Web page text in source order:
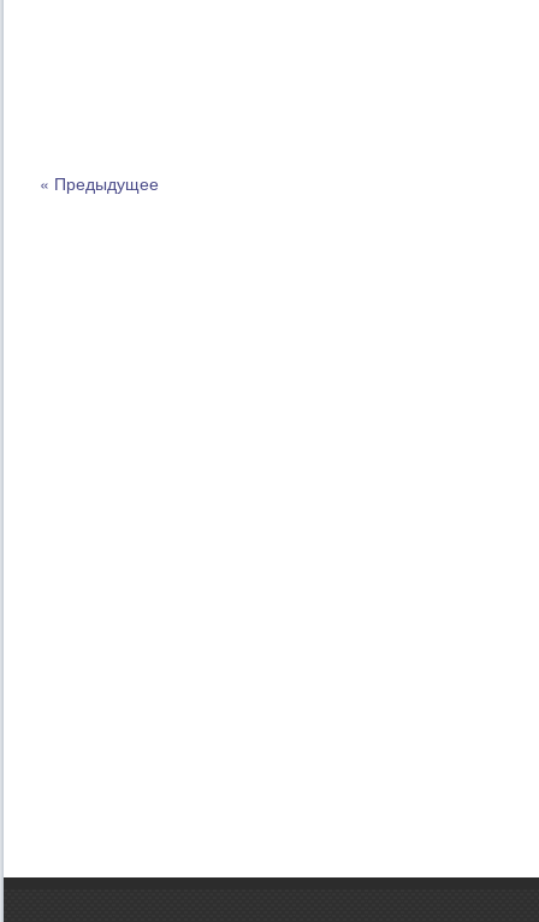
« Предыдущее